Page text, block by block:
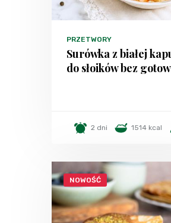
PRZETWORY
Surówka z białej
do słoików bez
2 dni 1514 kcal
NOWOŚĆ